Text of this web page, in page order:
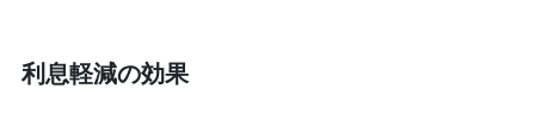
利息軽減の効果